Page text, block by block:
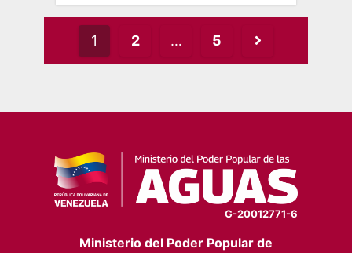
Posts
pagination
1 2 … 5
G-20012771-6
Ministerio del Poder Popular de